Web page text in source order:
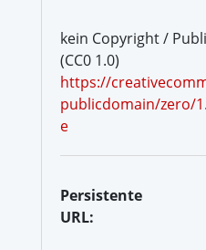
kein Copyright /
(CC0 1.0)
https://
publicdomain/zero/
e
Persistente
URL: